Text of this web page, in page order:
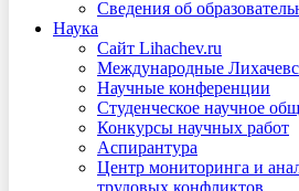
Сведения об
Наука
Сайт Lihachev.ru
Международные
Научные конференции
Студенческое научное
Конкурсы научных работ
Аспирантура
Центр мониторинга и
трудовых конфликтов